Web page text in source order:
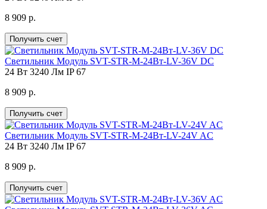
8 909 р.
Получить счет
Светильник Модуль SVT-STR-M-24Вт-LV-36V DC
24 Вт 3240 Лм IP 67
8 909 р.
Получить счет
Светильник Модуль SVT-STR-M-24Вт-LV-24V AC
24 Вт 3240 Лм IP 67
8 909 р.
Получить счет